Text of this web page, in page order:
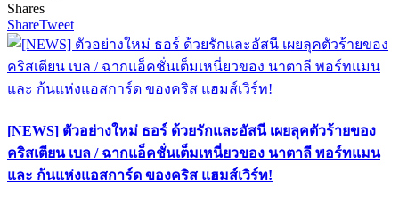
Shares
ShareTweet
[NEWS] ตัวอย่างใหม่ ธอร์ ด้วยรักและอัสนี เผยลุคตัวร้ายของ
คริสเตียน เบล / ฉากแอ็คชั่นเต็มเหนี่ยวของ นาตาลี พอร์ทแมน
และ ก้นแห่งแอสการ์ด ของคริส แฮมส์เวิร์ท!